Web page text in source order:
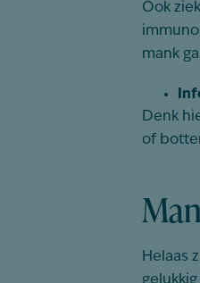
Ook
mank
Denk
of
Helaas